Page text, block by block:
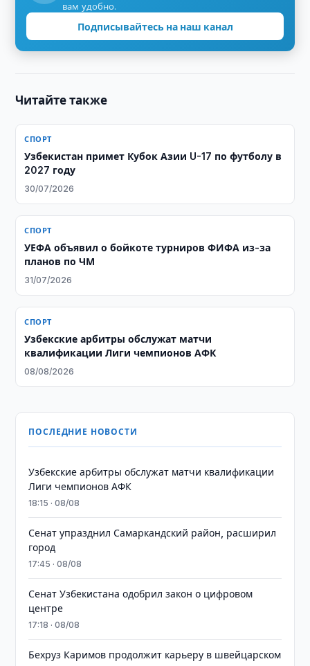
вам удобно.
Подписывайтесь на наш канал
Читайте также
СПОРТ
Узбекистан примет Кубок Азии U-17 по футболу в
2027 году
30/07/2026
СПОРТ
УЕФА объявил о бойкоте турниров ФИФА из-за
планов по ЧМ
31/07/2026
СПОРТ
Узбекские арбитры обслужат матчи
квалификации Лиги чемпионов АФК
08/08/2026
ПОСЛЕДНИЕ НОВОСТИ
Узбекские арбитры обслужат матчи квалификации
Лиги чемпионов АФК
18:15 · 08/08
Сенат упразднил Самаркандский район, расширил
город
17:45 · 08/08
Сенат Узбекистана одобрил закон о цифровом
центре
17:18 · 08/08
Бехруз Каримов продолжит карьеру в швейцарском